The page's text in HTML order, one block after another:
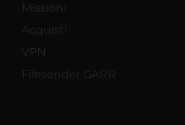
Missioni
Acquisti
VPN
Filesender GARR